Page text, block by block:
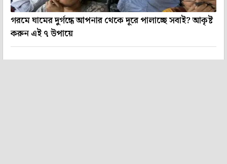
গরমে ঘামের দুর্গন্ধে আপনার থেকে দূরে পালাচ্ছে সবাই? আকৃষ্ট
করুন এই ৭ উপায়ে